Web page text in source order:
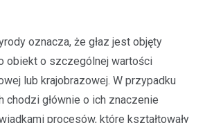
oznacza, że głaz jest objęty
obiekt o szczególnej wartości
lub krajobrazowej. W przypadku
chodzi głównie o ich znaczenie
procesów, które kształtowały